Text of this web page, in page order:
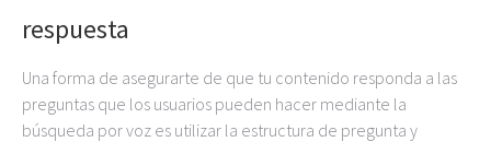
respuesta
Una forma de asegurarte de que tu contenido responda a las
preguntas que los usuarios pueden hacer mediante la
búsqueda por voz es utilizar la estructura de pregunta y